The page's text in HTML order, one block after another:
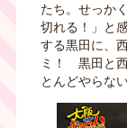
たち。せっか
切れる！」と
する黒田に、
ミ！ 黒田と
とんどやらな